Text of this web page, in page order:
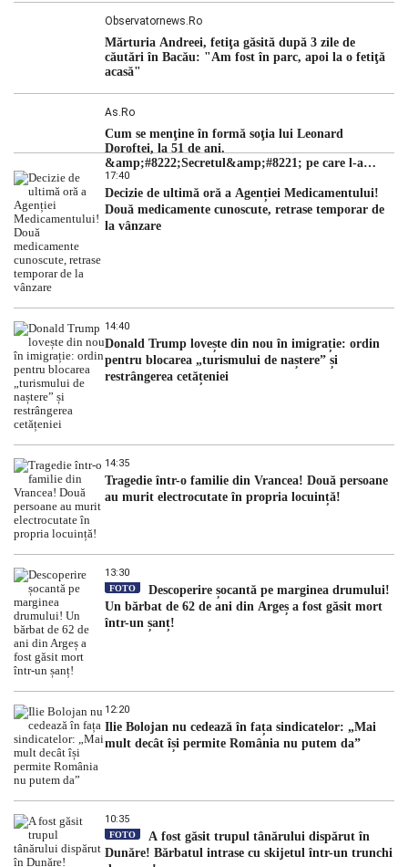
Observatornews.ro
Mărturia Andreei, fetiţa găsită după 3 zile de
căutări în Bacău: "Am fost în parc, apoi la o fetiţă
acasă"
As.ro
Cum se menţine în formă soţia lui Leonard
Doroftei, la 51 de ani.
&amp;#8222;Secretul&amp;#8221; pe care l-a
dezvăluit
17:40
Decizie de ultimă oră a Agenției Medicamentului!
Două medicamente cunoscute, retrase temporar de
la vânzare
14:40
Donald Trump lovește din nou în imigrație: ordin
pentru blocarea „turismului de naștere” și
restrângerea cetățeniei
14:35
Tragedie într-o familie din Vrancea! Două persoane
au murit electrocutate în propria locuință!
13:30
FOTO
Descoperire șocantă pe marginea drumului!
Un bărbat de 62 de ani din Argeș a fost găsit mort
într-un șanț!
12:20
Ilie Bolojan nu cedează în fața sindicatelor: „Mai
mult decât își permite România nu putem da”
10:35
FOTO
A fost găsit trupul tânărului dispărut în
Dunăre! Bărbatul intrase cu skijetul într-un trunchi